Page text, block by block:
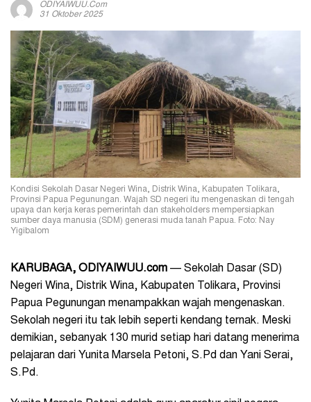
ODIYAIWUU.com
31 Oktober 2025
Kondisi Sekolah Dasar Negeri Wina, Distrik Wina, Kabupaten Tolikara,
Provinsi Papua Pegunungan. Wajah SD negeri itu mengenaskan di tengah
upaya dan kerja keras pemerintah dan stakeholders mempersiapkan
sumber daya manusia (SDM) generasi muda tanah Papua. Foto: Nay
Yigibalom
KARUBAGA, ODIYAIWUU.com — Sekolah Dasar (SD)
Negeri Wina, Distrik Wina, Kabupaten Tolikara, Provinsi
Papua Pegunungan menampakkan wajah mengenaskan.
Sekolah negeri itu tak lebih seperti kendang ternak. Meski
demikian, sebanyak 130 murid setiap hari datang menerima
pelajaran dari Yunita Marsela Petoni, S.Pd dan Yani Serai,
S.Pd.